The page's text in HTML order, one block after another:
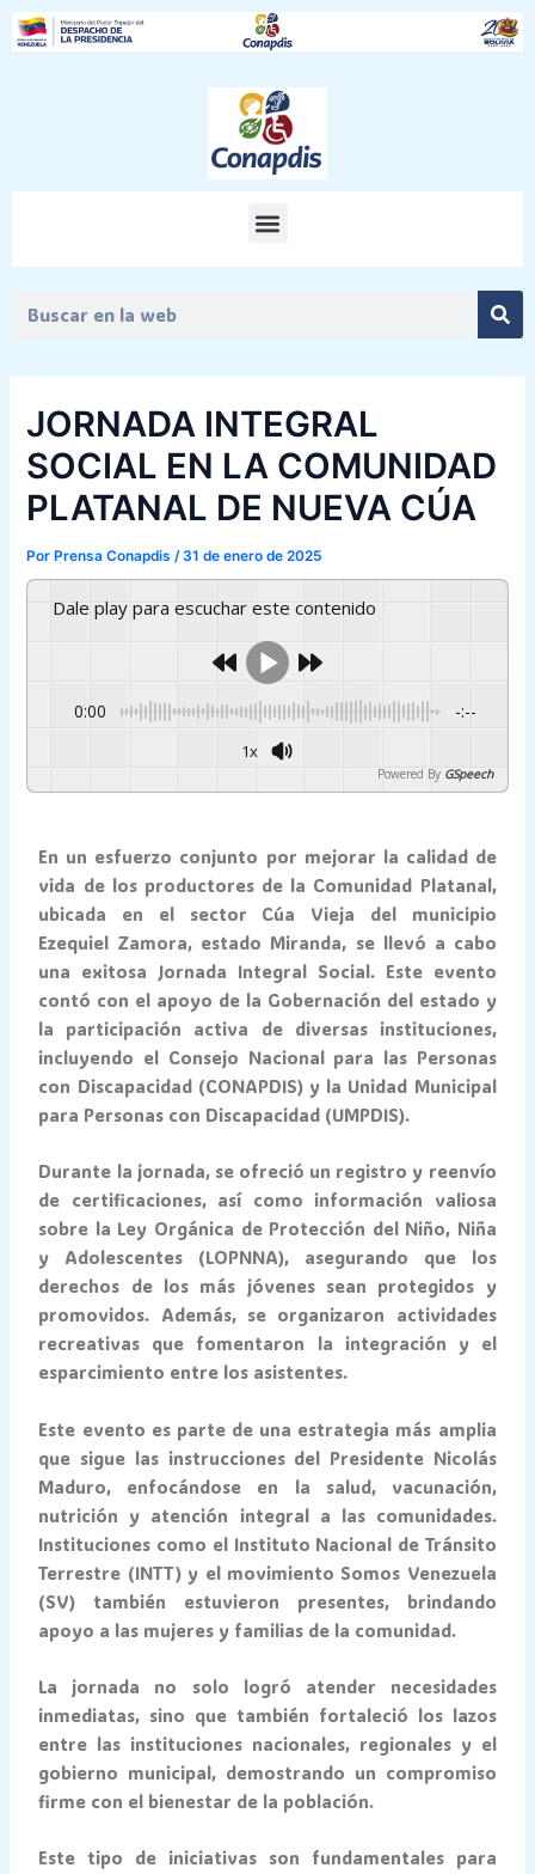
Menu
JORNADA INTEGRAL
SOCIAL EN LA COMUNIDAD
PLATANAL DE NUEVA CÚA
Por Prensa Conapdis/31 de enero de 2025
Dale play para escuchar este contenido
0:00 -:--
1x
Powered By GSpeech
En un esfuerzo conjunto por mejorar la calidad de
vida de los productores de la Comunidad Platanal,
ubicada en el sector Cúa Vieja del municipio
Ezequiel Zamora, estado Miranda, se llevó a cabo
una exitosa Jornada Integral Social. Este evento
contó con el apoyo de la Gobernación del estado y
la participación activa de diversas instituciones,
incluyendo el Consejo Nacional para las Personas
con Discapacidad (CONAPDIS) y la Unidad Municipal
para Personas con Discapacidad (UMPDIS).
Durante la jornada, se ofreció un registro y reenvío
de certificaciones, así como información valiosa
sobre la Ley Orgánica de Protección del Niño, Niña
y Adolescentes (LOPNNA), asegurando que los
derechos de los más jóvenes sean protegidos y
promovidos. Además, se organizaron actividades
recreativas que fomentaron la integración y el
esparcimiento entre los asistentes.
Este evento es parte de una estrategia más amplia
que sigue las instrucciones del Presidente Nicolás
Maduro, enfocándose en la salud, vacunación,
nutrición y atención integral a las comunidades.
Instituciones como el Instituto Nacional de Tránsito
Terrestre (INTT) y el movimiento Somos Venezuela
(SV) también estuvieron presentes, brindando
apoyo a las mujeres y familias de la comunidad.
La jornada no solo logró atender necesidades
inmediatas, sino que también fortaleció los lazos
entre las instituciones nacionales, regionales y el
gobierno municipal, demostrando un compromiso
firme con el bienestar de la población.
Este tipo de iniciativas son fundamentales para
Post
navigation